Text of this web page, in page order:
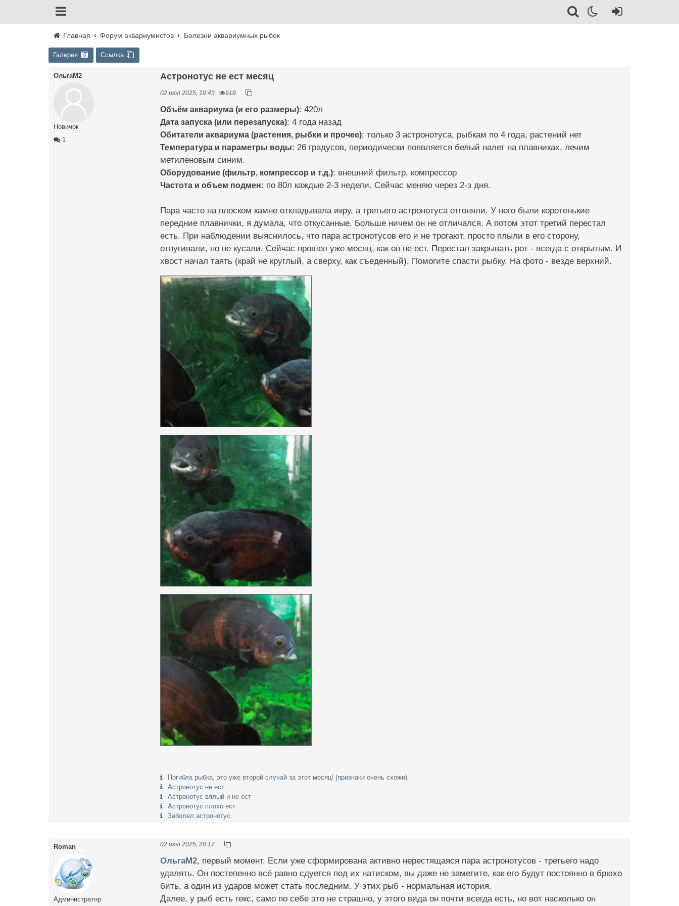
Главная Форум аквариумистов Болезни аквариумных рыбок
Галерея Ссылка
ОльгаМ2
Новичок
1
Астронотус не ест месяц
02 июл 2025, 10:43 918
Объём аквариума (и его размеры): 420л
Дата запуска (или перезапуска): 4 года назад
Обитатели аквариума (растения, рыбки и прочее): только 3 астронотуса, рыбкам по 4 года, растений нет
Температура и параметры воды: 26 градусов, периодически появляется белый налет на плавниках, лечим
метиленовым синим.
Оборудование (фильтр, компрессор и т.д.): внешний фильтр, компрессор
Частота и объем подмен: по 80л каждые 2-3 недели. Сейчас меняю через 2-з дня.
Пара часто на плоском камне откладывала икру, а третьего астронотуса отгоняли. У него были коротенькие
передние плавнички, я думала, что откусанные. Больше ничем он не отличался. А потом этот третий перестал
есть. При наблюдении выяснилось, что пара астронотусов его и не трогают, просто плыли в его сторону,
отпугивали, но не кусали. Сейчас прошел уже месяц, как он не ест. Перестал закрывать рот - всегда с открытым. И
хвост начал таять (край не круглый, а сверху, как съеденный). Помогите спасти рыбку. На фото - везде верхний.
Погибла рыбка, это уже второй случай за этот месяц! (признаки очень схожи)
Астронотус не ест
Астронотус вялый и не ест
Астронотус плохо ест
Заболел астронотус
Roman
Администратор
02 июл 2025, 20:17
ОльгаМ2, первый момент. Если уже сформирована активно нерестящаяся пара астронотусов - третьего надо
удалять. Он постепенно всё равно сдуется под их натиском, вы даже не заметите, как его будут постоянно в брюхо
бить, а один из ударов может стать последним. У этих рыб - нормальная история.
Далее, у рыб есть гекс, само по себе это не страшно, у этого вида он почти всегда есть, но вот насколько он